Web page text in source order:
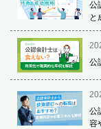
公
と
公
公
容